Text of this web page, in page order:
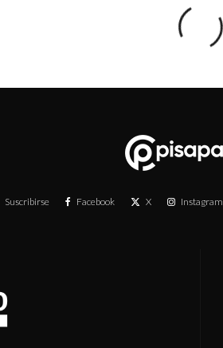
Suscribirse Facebook X Instagram